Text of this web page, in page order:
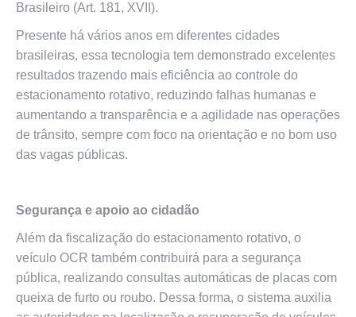
Brasileiro (Art. 181, XVII).
Presente há vários anos em diferentes cidades
brasileiras, essa tecnologia tem demonstrado excelentes
resultados trazendo mais eficiência ao controle do
estacionamento rotativo, reduzindo falhas humanas e
aumentando a transparência e a agilidade nas operações
de trânsito, sempre com foco na orientação e no bom uso
das vagas públicas.
Segurança e apoio ao cidadão
Além da fiscalização do estacionamento rotativo, o
veículo OCR também contribuirá para a segurança
pública, realizando consultas automáticas de placas com
queixa de furto ou roubo. Dessa forma, o sistema auxilia